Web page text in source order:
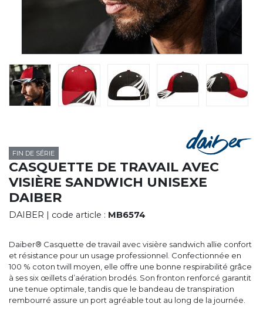
ROADSHOWS, FORUM DES EXPERTS
MARQUES & CERTIFICATS
TECHNIQUES MARQUAGE
BLOG
FIN DE SÉRIE
CASQUETTE DE TRAVAIL AVEC
VISIÈRE SANDWICH UNISEXE
DAIBER
DAIBER | code article : MB6574
Daiber® Casquette de travail avec visière sandwich allie confort
et résistance pour un usage professionnel. Confectionnée en
100 % coton twill moyen, elle offre une bonne respirabilité grâce
à ses six œillets d’aération brodés. Son fronton renforcé garantit
une tenue optimale, tandis que le bandeau de transpiration
rembourré assure un port agréable tout au long de la journée.